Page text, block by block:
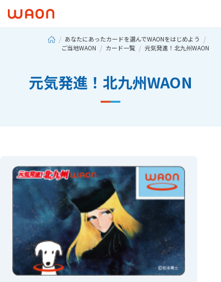
あなたにあったカードを選んでWAONをはじめよう
ご当地WAON
カード一覧 元気発進！北九州WAON
元気発進！北九州WAON